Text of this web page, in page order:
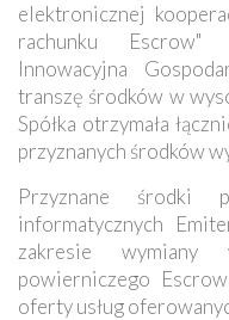
elektronicznej
rachunku Escrow"
Innowacyjna
transzę środków w
Spółka otrzymała
przyznanych środków
Przyznane środki
informatycznych
zakresie
powierniczego
oferty usług